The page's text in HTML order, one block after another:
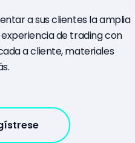
a sus clientes la amplia
de trading con
a cliente, materiales